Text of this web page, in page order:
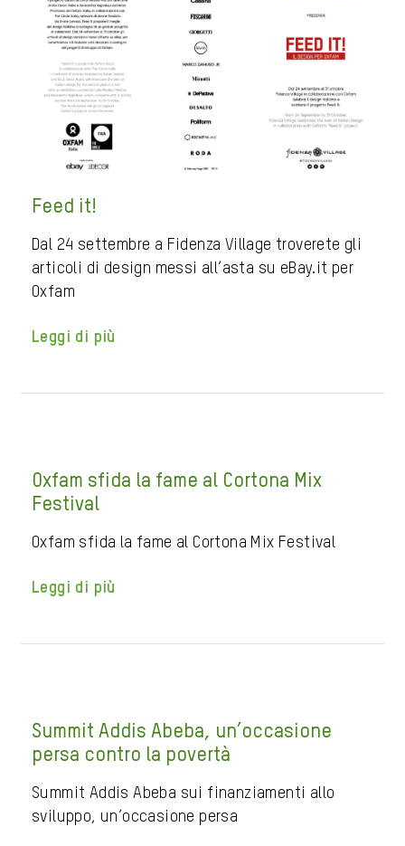
Feed it!
Dal 24 settembre a Fidenza Village troverete gli
articoli di design messi all’asta su eBay.it per
Oxfam
Leggi di più
Oxfam sfida la fame al Cortona Mix
Festival
Oxfam sfida la fame al Cortona Mix Festival
Leggi di più
Summit Addis Abeba, un’occasione
persa contro la povertà
Summit Addis Abeba sui finanziamenti allo
sviluppo, un’occasione persa